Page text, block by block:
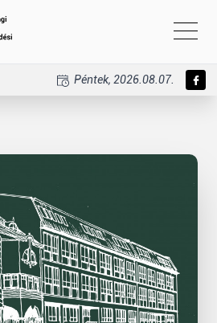
Péntek, 2026.08.07.